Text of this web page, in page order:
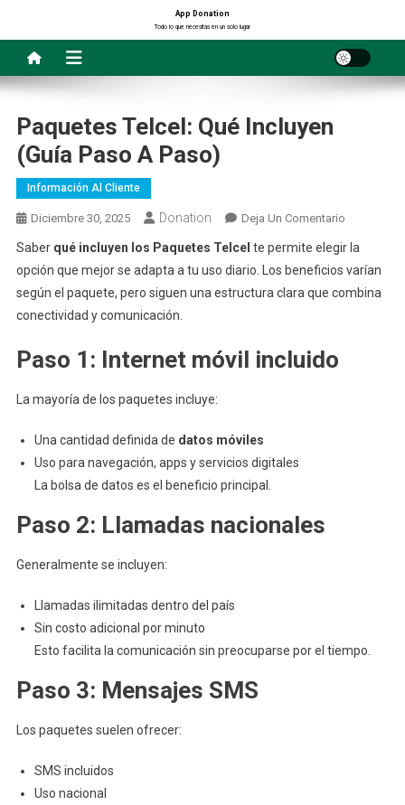
contenido
App Donation
Todo lo que necesitas en un solo lugar
Paquetes Telcel: Qué Incluyen
(Guía Paso A Paso)
Información Al Cliente
Diciembre 30, 2025 Donation Deja Un ComentarioEn
Incluyen
Saber qué incluyen los Paquetes Telcel te permite elegir la
opción que mejor se adapta a tu uso diario. Los beneficios varían
según el paquete, pero siguen una estructura clara que combina
conectividad y comunicación.
Paso 1: Internet móvil incluido
La mayoría de los paquetes incluye:
Una cantidad definida de datos móviles
Uso para navegación, apps y servicios digitales
La bolsa de datos es el beneficio principal.
Paso 2: Llamadas nacionales
Generalmente se incluyen:
Llamadas ilimitadas dentro del país
Sin costo adicional por minuto
Esto facilita la comunicación sin preocuparse por el tiempo.
Paso 3: Mensajes SMS
Los paquetes suelen ofrecer:
SMS incluidos
Uso nacional